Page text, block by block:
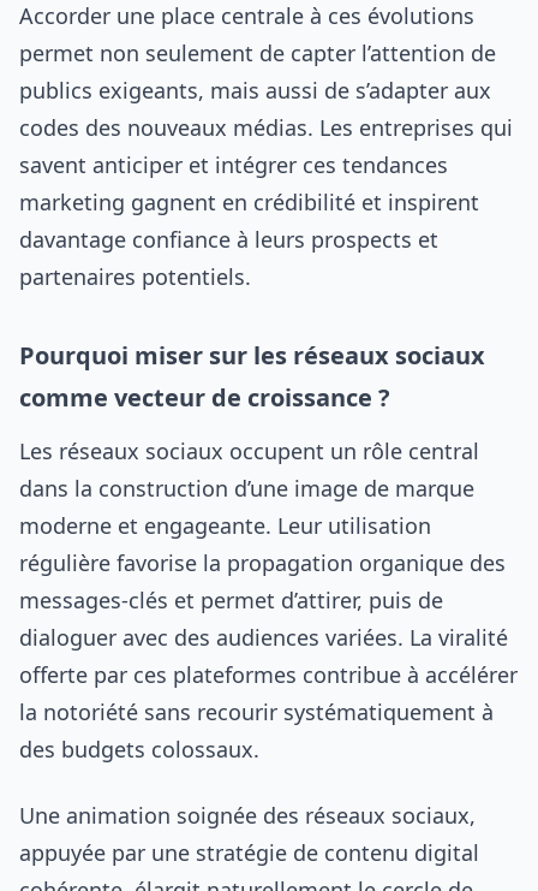
Accorder une place centrale à ces évolutions
permet non seulement de capter l’attention de
publics exigeants, mais aussi de s’adapter aux
codes des nouveaux médias. Les entreprises qui
savent anticiper et intégrer ces tendances
marketing gagnent en crédibilité et inspirent
davantage confiance à leurs prospects et
partenaires potentiels.
Pourquoi miser sur les réseaux sociaux
comme vecteur de croissance ?
Les réseaux sociaux occupent un rôle central
dans la construction d’une image de marque
moderne et engageante. Leur utilisation
régulière favorise la propagation organique des
messages-clés et permet d’attirer, puis de
dialoguer avec des audiences variées. La viralité
offerte par ces plateformes contribue à accélérer
la notoriété sans recourir systématiquement à
des budgets colossaux.
Une animation soignée des réseaux sociaux,
appuyée par une stratégie de contenu digital